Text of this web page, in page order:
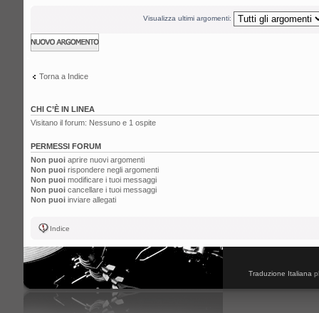
Visualizza ultimi argomenti:
Scrivi un nuovo
argomento
Torna a Indice
CHI C’È IN LINEA
Visitano il forum: Nessuno e 1 ospite
PERMESSI FORUM
Non puoi aprire nuovi argomenti
Non puoi rispondere negli argomenti
Non puoi modificare i tuoi messaggi
Non puoi cancellare i tuoi messaggi
Non puoi inviare allegati
Indice
Traduzione Italiana